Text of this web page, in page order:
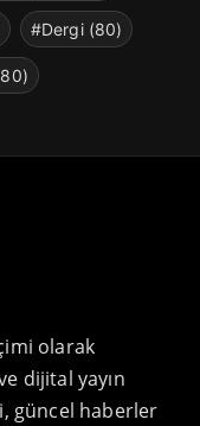
#Dergi (80)
olarak
dijital yayın
güncel haberler